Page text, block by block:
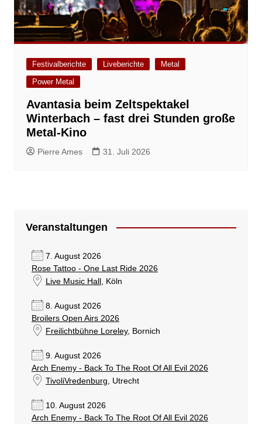
Festivalberichte Liveberichte
Metal
Power Metal
Avantasia beim Zeltspektakel
Winterbach – fast drei Stunden große
Metal-Kino
Pierre Ames 31. Juli 2026
Veranstaltungen
7. August 2026
Rose Tattoo - One Last Ride 2026
Live Music Hall
, Köln
8. August 2026
Broilers Open Airs 2026
Freilichtbühne Loreley, Bornich
9. August 2026
Arch Enemy - Back To The Root Of All Evil 2026
TivoliVredenburg , Utrecht
10. August 2026
Arch Enemy - Back To The Root Of All Evil 2026